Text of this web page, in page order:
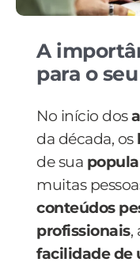
A
para o
No início dos
da década, os
de sua
muitas
conteúdos
profissionais,
facilidade de